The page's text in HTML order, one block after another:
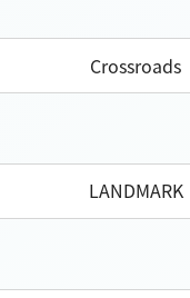
Crossroads
LANDMARK